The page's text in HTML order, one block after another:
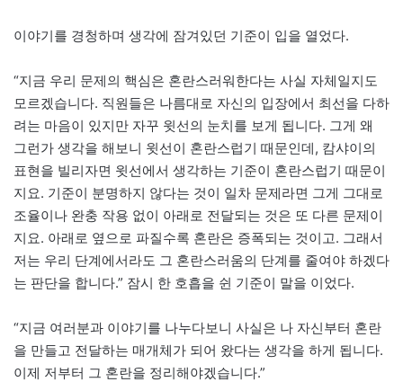
이야기를 경청하며 생각에 잠겨있던 기준이 입을 열었다.
“지금 우리 문제의 핵심은 혼란스러워한다는 사실 자체일지도
모르겠습니다. 직원들은 나름대로 자신의 입장에서 최선을 다하
려는 마음이 있지만 자꾸 윗선의 눈치를 보게 됩니다. 그게 왜
그런가 생각을 해보니 윗선이 혼란스럽기 때문인데, 캄샤이의
표현을 빌리자면 윗선에서 생각하는 기준이 혼란스럽기 때문이
지요. 기준이 분명하지 않다는 것이 일차 문제라면 그게 그대로
조율이나 완충 작용 없이 아래로 전달되는 것은 또 다른 문제이
지요. 아래로 옆으로 파질수록 혼란은 증폭되는 것이고. 그래서
저는 우리 단계에서라도 그 혼란스러움의 단계를 줄여야 하겠다
는 판단을 합니다.” 잠시 한 호흡을 쉰 기준이 말을 이었다.
“지금 여러분과 이야기를 나누다보니 사실은 나 자신부터 혼란
을 만들고 전달하는 매개체가 되어 왔다는 생각을 하게 됩니다.
이제 저부터 그 혼란을 정리해야겠습니다.”